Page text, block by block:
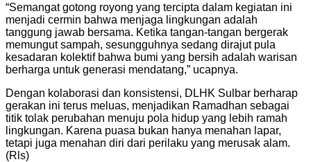
“Semangat gotong royong yang tercipta dalam kegiatan ini
menjadi cermin bahwa menjaga lingkungan adalah
tanggung jawab bersama. Ketika tangan-tangan bergerak
memungut sampah, sesungguhnya sedang dirajut pula
kesadaran kolektif bahwa bumi yang bersih adalah warisan
berharga untuk generasi mendatang,” ucapnya.
Dengan kolaborasi dan konsistensi, DLHK Sulbar berharap
gerakan ini terus meluas, menjadikan Ramadhan sebagai
titik tolak perubahan menuju pola hidup yang lebih ramah
lingkungan. Karena puasa bukan hanya menahan lapar,
tetapi juga menahan diri dari perilaku yang merusak alam.
(Rls)